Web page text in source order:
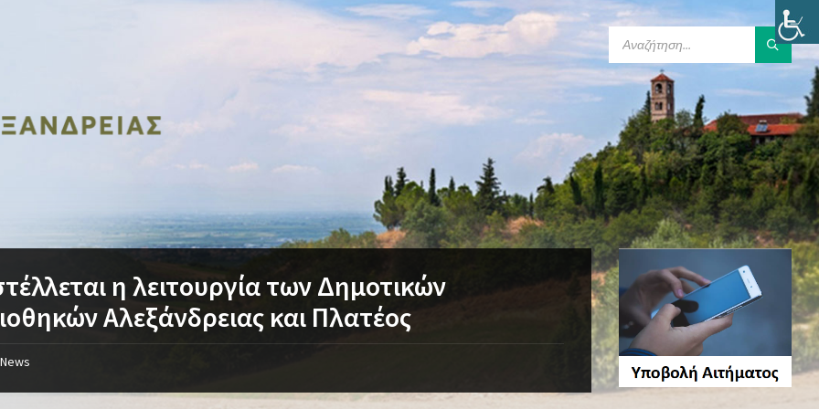
η λειτουργία των Δημοτικών
Αλεξάνδρειας και Πλατέος
News